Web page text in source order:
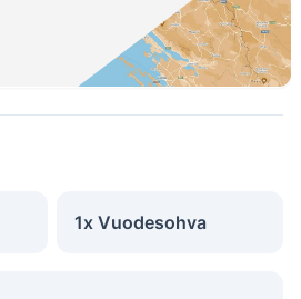
1x Vuodesohva